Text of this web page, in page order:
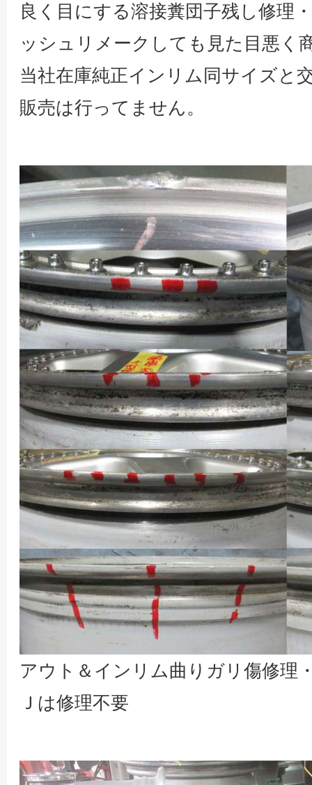
良く目にする溶接糞団子残し修理
ッシュリメークしても見た目悪く
当社在庫純正インリム同サイズと
販売は行ってません。
アウト＆インリム曲りガリ傷修理
Ｊは修理不要